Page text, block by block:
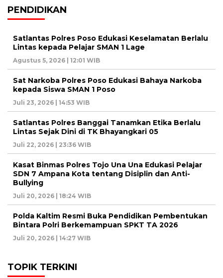
PENDIDIKAN
Satlantas Polres Poso Edukasi Keselamatan Berlalu
Lintas kepada Pelajar SMAN 1 Lage
Agustus 5, 2026 | 12:01 WIB
Sat Narkoba Polres Poso Edukasi Bahaya Narkoba
kepada Siswa SMAN 1 Poso
Juli 23, 2026 | 14:53 WIB
Satlantas Polres Banggai Tanamkan Etika Berlalu
Lintas Sejak Dini di TK Bhayangkari 05
Juli 22, 2026 | 23:36 WIB
Kasat Binmas Polres Tojo Una Una Edukasi Pelajar
SDN 7 Ampana Kota tentang Disiplin dan Anti-
Bullying
Juli 20, 2026 | 18:24 WIB
Polda Kaltim Resmi Buka Pendidikan Pembentukan
Bintara Polri Berkemampuan SPKT TA 2026
Juli 20, 2026 | 14:27 WIB
TOPIK TERKINI